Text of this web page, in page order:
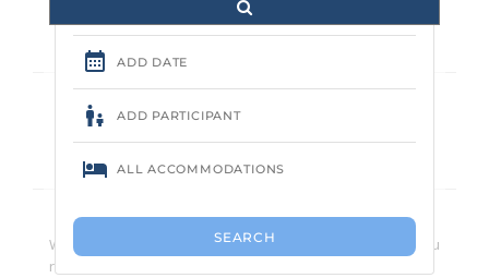
Kein Campingplatz gefunden.
Wir empfehlen Ihnen, die Anzahl der Suchkriterien zu
reduzieren.